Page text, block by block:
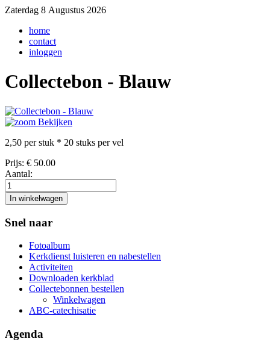
Zaterdag 8 Augustus 2026
home
contact
inloggen
Collectebon - Blauw
Bekijken
2,50 per stuk * 20 stuks per vel
Prijs: € 50.00
Aantal:
Snel naar
Fotoalbum
Kerkdienst luisteren en nabestellen
Activiteiten
Downloaden kerkblad
Collectebonnen bestellen
Winkelwagen
ABC-catechisatie
Agenda